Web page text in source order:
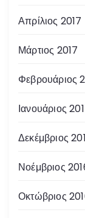
Απρίλιος 2017
Μάρτιος 2017
Φεβρουάριος
Ιανουάριος
Δεκέμβριος
Νοέμβριος
Οκτώβριος